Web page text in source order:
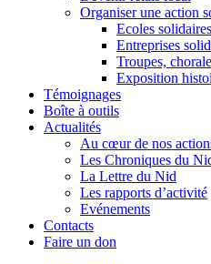
Organiser une action
Ecoles solidaires
Entreprises
Troupes,
Exposition
Témoignages
Boîte à outils
Actualités
Au cœur de nos
Les Chroniques du
La Lettre du Nid
Les rapports d’activité
Evénements
Contacts
Faire un don